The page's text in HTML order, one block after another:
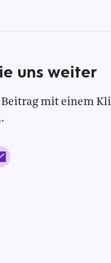
uns weiter
mit einem